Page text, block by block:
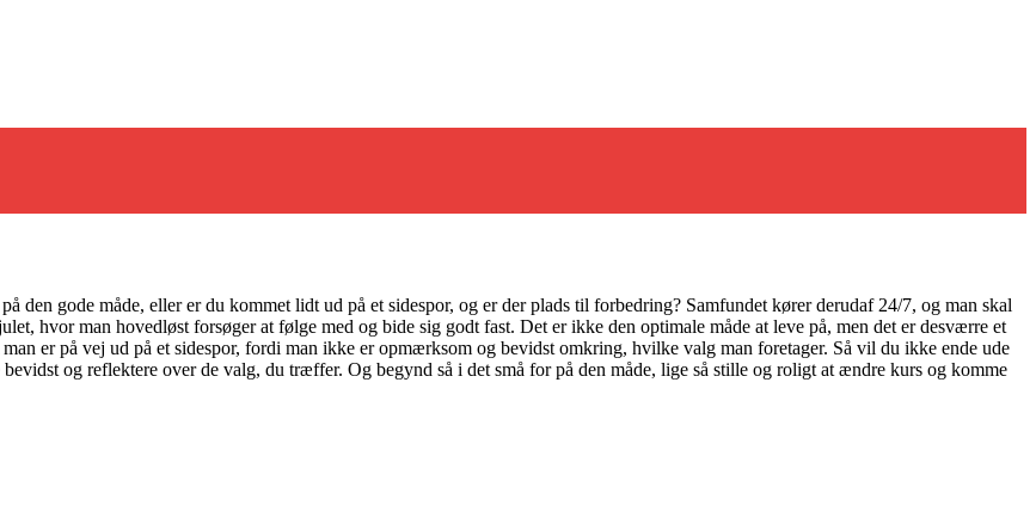
gode måde, eller er du kommet lidt ud på et sidespor, og er der plads til forbedring? Samfundet kører derudaf 24/7, og man skal
hvor man hovedløst forsøger at følge med og bide sig godt fast. Det er ikke den optimale måde at leve på, men det er desværre et
er på vej ud på et sidespor, fordi man ikke er opmærksom og bevidst omkring, hvilke valg man foretager. Så vil du ikke ende ude
og reflektere over de valg, du træffer. Og begynd så i det små for på den måde, lige så stille og roligt at ændre kurs og komme